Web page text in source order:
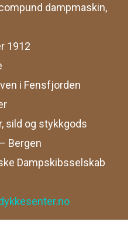
dampmaskin,
1912
i Fensfjorden
sild og stykkgods
Bergen
Dampskibsselskab